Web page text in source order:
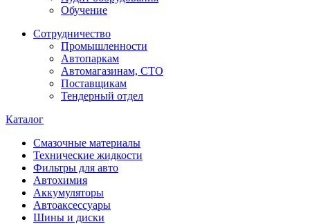
Обучение
Сотрудничество
Промышленности
Автопаркам
Автомагазинам, СТО
Поставщикам
Тендерный отдел
Каталог
Смазочные материалы
Технические жидкости
Фильтры для авто
Автохимия
Аккумуляторы
Автоаксессуары
Шины и диски